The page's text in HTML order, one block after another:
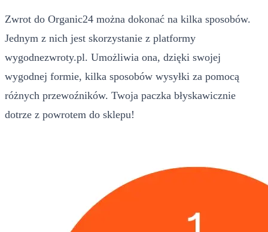
Zwrot do Organic24 można dokonać na kilka sposobów.
Jednym z nich jest skorzystanie z platformy
wygodnezwroty.pl. Umożliwia ona, dzięki swojej
wygodnej formie, kilka sposobów wysyłki za pomocą
różnych przewoźników. Twoja paczka błyskawicznie
dotrze z powrotem do sklepu!